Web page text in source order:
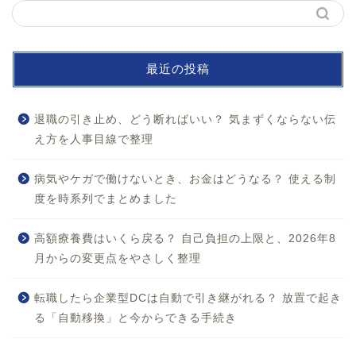
最近の投稿
退職の引き止め、どう断ればいい？ 気まずくならない伝
え方を人事目線で整理
病気やケガで働けないとき、お金はどうなる？ 使える制
度を時系列でまとめました
高額療養費はいくら戻る？ 自己負担の上限と、2026年8
月からの変更点をやさしく整理
転職したら企業型DCは自動で引き継がれる？ 放置で起き
る「自動移換」と今からできる手続き
プロフィール